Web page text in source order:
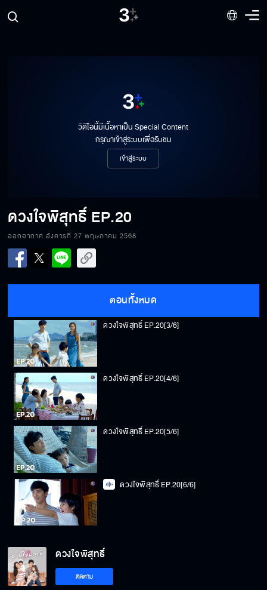
วิดีโอนี้มีเนื้อหาเป็น Special Content
กรุณาเข้าสู่ระบบเพื่อรับชม
เข้าสู่ระบบ
ดวงใจพิสุทธิ์ EP.20
ออกอากาศ อังคารที่ 27 พฤษภาคม 2568
ตอนทั้งหมด
ดวงใจพิสุทธิ์ EP.20[1/6]
ดวงใจพิสุทธิ์ EP.20[3/6]
ดวงใจพิสุทธิ์ EP.20[4/6]
ดวงใจพิสุทธิ์ EP.20[5/6]
ดวงใจพิสุทธิ์ EP.20[6/6]
ดวงใจพิสุทธิ์
ติดตาม